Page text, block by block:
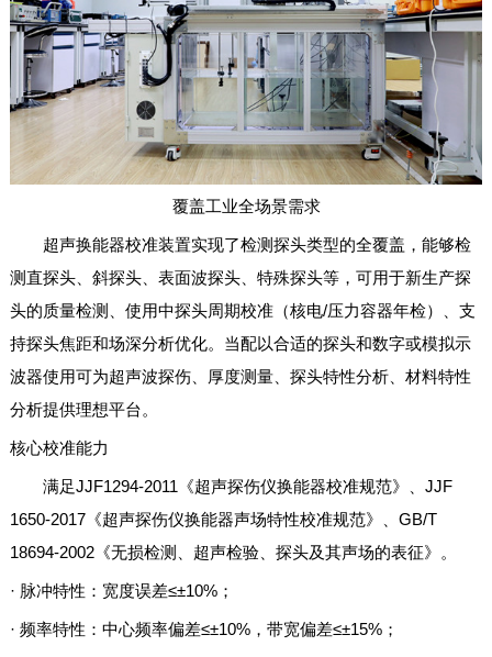
覆盖工业全场景需求
超声换能器校准装置实现了检测探头类型的全覆盖，能够检
测直探头、斜探头、表面波探头、特殊探头等，可用于新生产探
头的质量检测、使用中探头周期校准（核电/压力容器年检）、支
持探头焦距和场深分析优化。当配以合适的探头和数字或模拟示
波器使用可为超声波探伤、厚度测量、探头特性分析、材料特性
分析提供理想平台。
核心校准能力
满足JJF1294-2011《超声探伤仪换能器校准规范》、JJF
1650-2017《超声探伤仪换能器声场特性校准规范》、GB/T
18694-2002《无损检测、超声检验、探头及其声场的表征》。
· 脉冲特性：宽度误差≤±10%；
· 频率特性：中心频率偏差≤±10%，带宽偏差≤±15%；